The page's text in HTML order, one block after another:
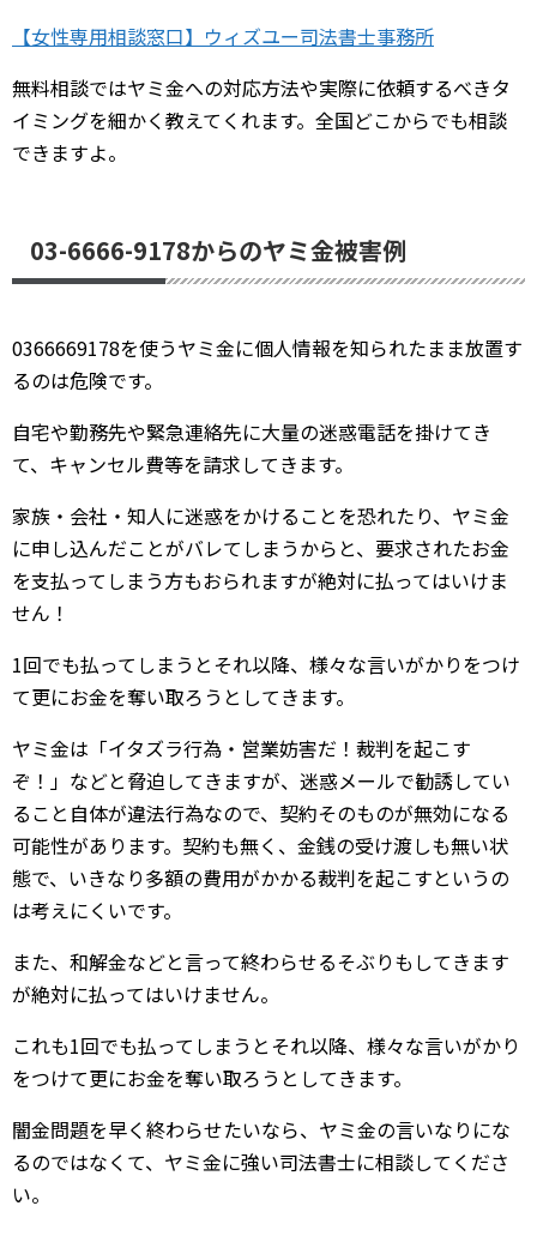
【女性専用相談窓口】ウィズユー司法書士事務所
無料相談ではヤミ金への対応方法や実際に依頼するべきタ
イミングを細かく教えてくれます。全国どこからでも相談
できますよ。
03-6666-9178からのヤミ金被害例
0366669178を使うヤミ金に個人情報を知られたまま放置す
るのは危険です。
自宅や勤務先や緊急連絡先に大量の迷惑電話を掛けてき
て、キャンセル費等を請求してきます。
家族・会社・知人に迷惑をかけることを恐れたり、ヤミ金
に申し込んだことがバレてしまうからと、要求されたお金
を支払ってしまう方もおられますが絶対に払ってはいけま
せん！
1回でも払ってしまうとそれ以降、様々な言いがかりをつけ
て更にお金を奪い取ろうとしてきます。
ヤミ金は「イタズラ行為・営業妨害だ！裁判を起こす
ぞ！」などと脅迫してきますが、迷惑メールで勧誘してい
ること自体が違法行為なので、契約そのものが無効になる
可能性があります。契約も無く、金銭の受け渡しも無い状
態で、いきなり多額の費用がかかる裁判を起こすというの
は考えにくいです。
また、和解金などと言って終わらせるそぶりもしてきます
が絶対に払ってはいけません。
これも1回でも払ってしまうとそれ以降、様々な言いがかり
をつけて更にお金を奪い取ろうとしてきます。
闇金問題を早く終わらせたいなら、ヤミ金の言いなりにな
るのではなくて、ヤミ金に強い司法書士に相談してくださ
い。